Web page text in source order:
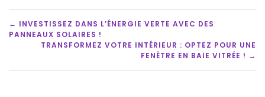
POST
NAVIGATION
← INVESTISSEZ DANS L’ÉNERGIE VERTE AVEC DES
PANNEAUX SOLAIRES !
TRANSFORMEZ VOTRE INTÉRIEUR : OPTEZ POUR UNE
FENÊTRE EN BAIE VITRÉE ! →